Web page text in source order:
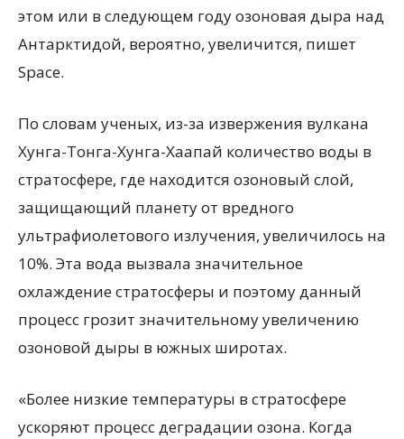
этом или в следующем году озоновая дыра над
Антарктидой, вероятно, увеличится, пишет
Space.
По словам ученых, из-за извержения вулкана
Хунга-Тонга-Хунга-Хаапай количество воды в
стратосфере, где находится озоновый слой,
защищающий планету от вредного
ультрафиолетового излучения, увеличилось на
10%. Эта вода вызвала значительное
охлаждение стратосферы и поэтому данный
процесс грозит значительному увеличению
озоновой дыры в южных широтах.
«Более низкие температуры в стратосфере
ускоряют процесс деградации озона. Когда